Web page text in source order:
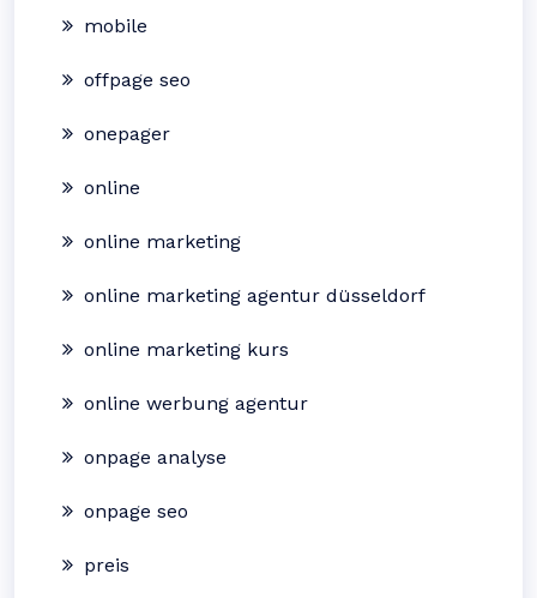
mobile
offpage seo
onepager
online
online marketing
online marketing agentur düsseldorf
online marketing kurs
online werbung agentur
onpage analyse
onpage seo
preis